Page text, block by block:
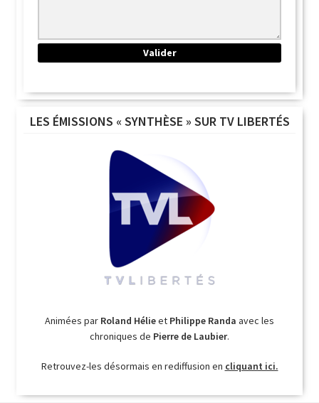
LES ÉMISSIONS « SYNTHÈSE » SUR TV LIBERTÉS
Animées par Roland Hélieet Philippe Randa avec les
chroniques de Pierre de Laubier.
Retrouvez-les désormais en rediffusion en cliquant ici.